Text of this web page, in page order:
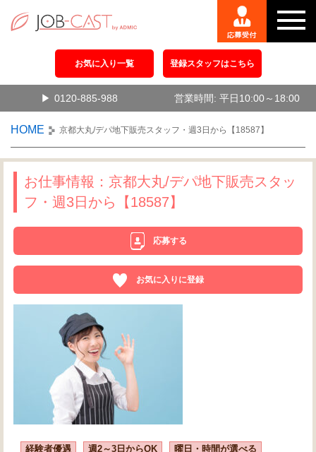
お気に入り一覧 登録スタッフはこちら
0120-885-988 営業時間: 平日10:00～18:00
HOME 京都大丸/デパ地下販売スタッフ・週3日から【18587】
お仕事情報：京都大丸/デパ地下販売スタッ
フ・週3日から【18587】
応募する
お気に入りに登録
経験者優遇 週2～3日からOK 曜日・時間が選べる